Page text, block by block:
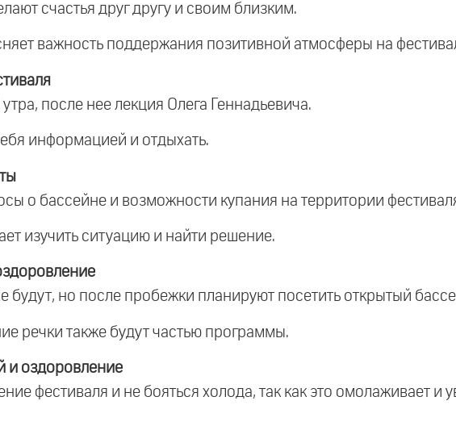
счастья друг другу и своим близким.
важность поддержания позитивной атмосферы на
после нее лекция Олега Геннадьевича.
информацией и отдыхать.
о бассейне и возможности купания на территории
изучить ситуацию и найти решение.
будут, но после пробежки планируют посетить открытый
речки также будут частью программы.
и оздоровление
фестиваля и не бояться холода, так как это омолаживает и